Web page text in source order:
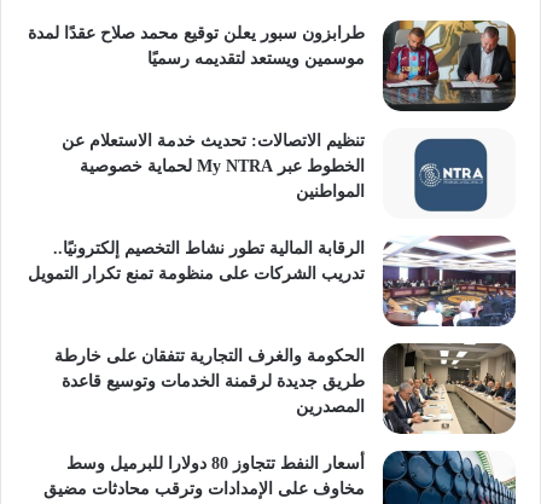
طرابزون سبور يعلن توقيع محمد صلاح عقدًا لمدة
موسمين ويستعد لتقديمه رسميًا
تنظيم الاتصالات: تحديث خدمة الاستعلام عن
الخطوط عبر My NTRA لحماية خصوصية
المواطنين
الرقابة المالية تطور نشاط التخصيم إلكترونيًا..
تدريب الشركات على منظومة تمنع تكرار التمويل
الحكومة والغرف التجارية تتفقان على خارطة
طريق جديدة لرقمنة الخدمات وتوسيع قاعدة
المصدرين
أسعار النفط تتجاوز 80 دولارا للبرميل وسط
مخاوف على الإمدادات وترقب محادثات مضيق